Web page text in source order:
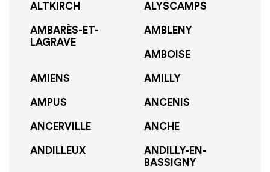
ALTKIRCH ALYSCAMPS
AMBARÈS-ET-
LAGRAVE
AMBLENY
AMBOISE
AMIENS AMILLY
AMPUS ANCENIS
ANCERVILLE ANCHE
ANDILLEUX
ANDILLY-EN-
BASSIGNY